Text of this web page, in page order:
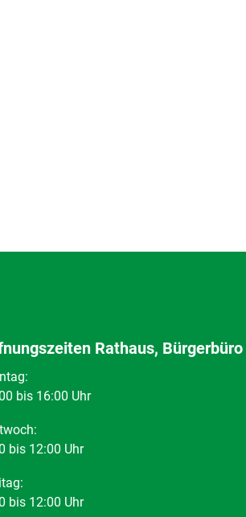
Rathaus, Bürgerbüro
bis 16:00 Uhr
bis 12:00 Uhr
bis 12:00 Uhr